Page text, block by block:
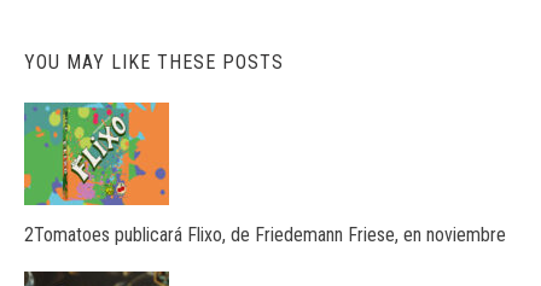
YOU MAY LIKE THESE POSTS
2Tomatoes publicará Flixo, de Friedemann Friese, en noviembre